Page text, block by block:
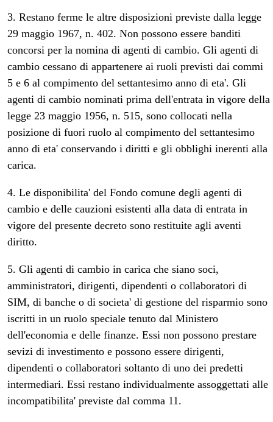
3. Restano ferme le altre disposizioni previste dalla legge
29 maggio 1967, n. 402. Non possono essere banditi
concorsi per la nomina di agenti di cambio. Gli agenti di
cambio cessano di appartenere ai ruoli previsti dai commi
5 e 6 al compimento del settantesimo anno di eta'. Gli
agenti di cambio nominati prima dell'entrata in vigore della
legge 23 maggio 1956, n. 515, sono collocati nella
posizione di fuori ruolo al compimento del settantesimo
anno di eta' conservando i diritti e gli obblighi inerenti alla
carica.
4. Le disponibilita' del Fondo comune degli agenti di
cambio e delle cauzioni esistenti alla data di entrata in
vigore del presente decreto sono restituite agli aventi
diritto.
5. Gli agenti di cambio in carica che siano soci,
amministratori, dirigenti, dipendenti o collaboratori di
SIM, di banche o di societa' di gestione del risparmio sono
iscritti in un ruolo speciale tenuto dal Ministero
dell'economia e delle finanze. Essi non possono prestare
sevizi di investimento e possono essere dirigenti,
dipendenti o collaboratori soltanto di uno dei predetti
intermediari. Essi restano individualmente assoggettati alle
incompatibilita' previste dal comma 11.